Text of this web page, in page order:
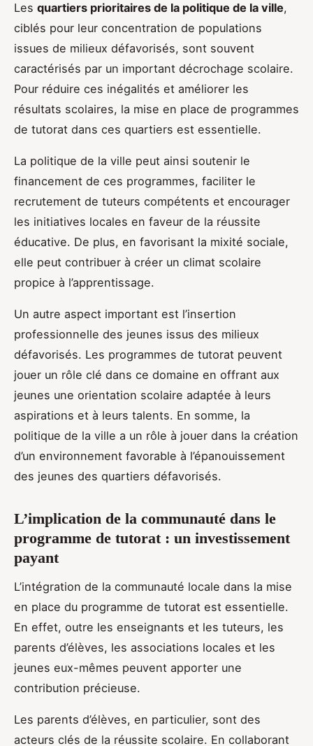
Les quartiers prioritaires de la politique de la ville,
ciblés pour leur concentration de populations
issues de milieux défavorisés, sont souvent
caractérisés par un important décrochage scolaire.
Pour réduire ces inégalités et améliorer les
résultats scolaires, la mise en place de programmes
de tutorat dans ces quartiers est essentielle.
La politique de la ville peut ainsi soutenir le
financement de ces programmes, faciliter le
recrutement de tuteurs compétents et encourager
les initiatives locales en faveur de la réussite
éducative. De plus, en favorisant la mixité sociale,
elle peut contribuer à créer un climat scolaire
propice à l’apprentissage.
Un autre aspect important est l’insertion
professionnelle des jeunes issus des milieux
défavorisés. Les programmes de tutorat peuvent
jouer un rôle clé dans ce domaine en offrant aux
jeunes une orientation scolaire adaptée à leurs
aspirations et à leurs talents. En somme, la
politique de la ville a un rôle à jouer dans la création
d’un environnement favorable à l’épanouissement
des jeunes des quartiers défavorisés.
L’implication de la communauté dans le
programme de tutorat : un investissement
payant
L’intégration de la communauté locale dans la mise
en place du programme de tutorat est essentielle.
En effet, outre les enseignants et les tuteurs, les
parents d’élèves, les associations locales et les
jeunes eux-mêmes peuvent apporter une
contribution précieuse.
Les parents d’élèves, en particulier, sont des
acteurs clés de la réussite scolaire. En collaborant